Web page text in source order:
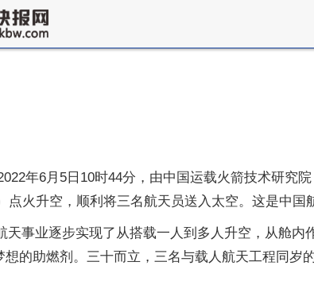
年6月5日10时44分，由中国运载火箭技术研究
火升空，顺利将三名航天员送入太空。这是中国
事业逐步实现了从搭载一人到多人升空，从舱
的助燃剂。三十而立，三名与载人航天工程同岁